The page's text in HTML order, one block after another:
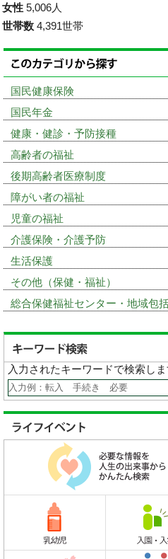
女性 5,006人
世帯数 4,391世帯
国民健康保険
国民年金
健康・健診・予防接種
高齢者の福祉
後期高齢者医療制度
障がい者の福祉
児童の福祉
介護保険・介護予防
生活保護
その他（保健・福祉）
総合保健福祉センター・地域包
入力されたキーワードで検索しま